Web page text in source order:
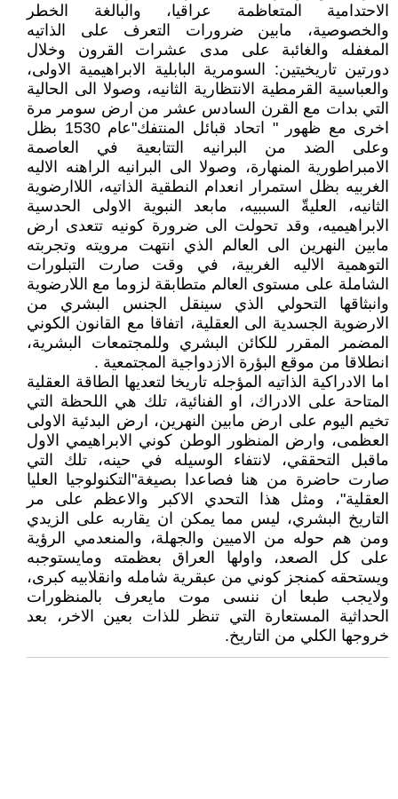
الاحتدامية المتعاظمة عراقيا، والبالغة الخطر
والخصوصية، مابين ضرورات التعرف على الذاتيه
المغفله والغائبة على مدى عشرات القرون وخلال
دورتين تاريخيتين: السومرية البابلية الابراهيمية الاولى،
والعباسية القرمطية الانتظارية الثانيه، وصولا الى الحالية
التي بدات مع القرن السادس عشر من ارض سومر مرة
اخرى مع ظهور " اتحاد قبائل المنتفك"عام 1530 بظل
وعلى الضد من البرانيه التتابعية في العاصمة
الامبراطورية المنهارة، وصولا الى البرانيه الراهنه الاليه
الغربيه بظل استمرار انعدام النطقية الذاتيه، اللاارضوية
الثانيه، العليةّ السببيه، مابعد النبوية الاولى الحدسية
الابراهيميه، وقد تحولت الى ضرورة كونيه تتعدى ارض
مابين النهرين الى العالم الذي انتهت مرويته وتجربته
التوهمية الاليه الغربية، في وقت صارت التبلورات
الشاملة على مستوى العالم متطابقة لزوما مع اللارضوية
وانبثاقها التحولي الذي سينقل الجنس البشري من
الارضوية الجسدية الى العقلية، اتفاقا مع القانون الكوني
المضمر المقرر للكائن البشري وللمجتمعات البشرية،
انطلاقا من موقع البؤرة الازدواجية المجتمعية .
اما الادراكية الذاتيه المؤجله تاريخا لتعديها الطاقة العقلية
المتاحة على الادراك، او الفنائية، تلك هي اللحظة التي
تخيم اليوم على ارض مابين النهرين، ارض البدئية الاولى
العظمى، وارض المنظور الوطن كوني الابراهيمي الاول
ماقبل التحققي، لانتفاء الوسيله في حينه، تلك التي
صارت حاضرة من هنا فصاعدا بصيغة"التكنولوجيا العليا
العقلية"، ومثل هذا التحدي الاكبر والاعظم على مر
التاريخ البشري، ليس مما يمكن ان يقاربه على الزيدي
ومن هم حوله من الاميين والجهلة، والمنعدمي الرؤية
على كل الصعد، واولها العراق بعظمته ومايستوجبه
ويستحقه كمنجز كوني من عبقرية شامله وانقلابيه كبرى،
ولايجب طبعا ان ننسى موت مايعرف بالمنظورات
الحداثية المستعارة التي تنظر للذات بعين الاخر، بعد
خروجها الكلي من التاريخ.